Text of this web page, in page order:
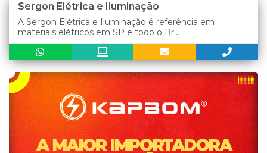
Sergon Elétrica e Iluminação
A Sergon Elétrica e Iluminação é referência em
materiais elétricos em SP e todo o Br...